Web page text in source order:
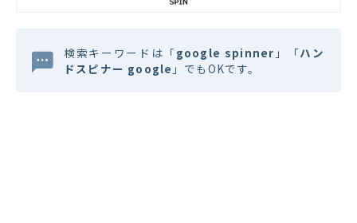
検索キーワードは「google spinner 」「ハン
ドスピナー google 」でもOKです。